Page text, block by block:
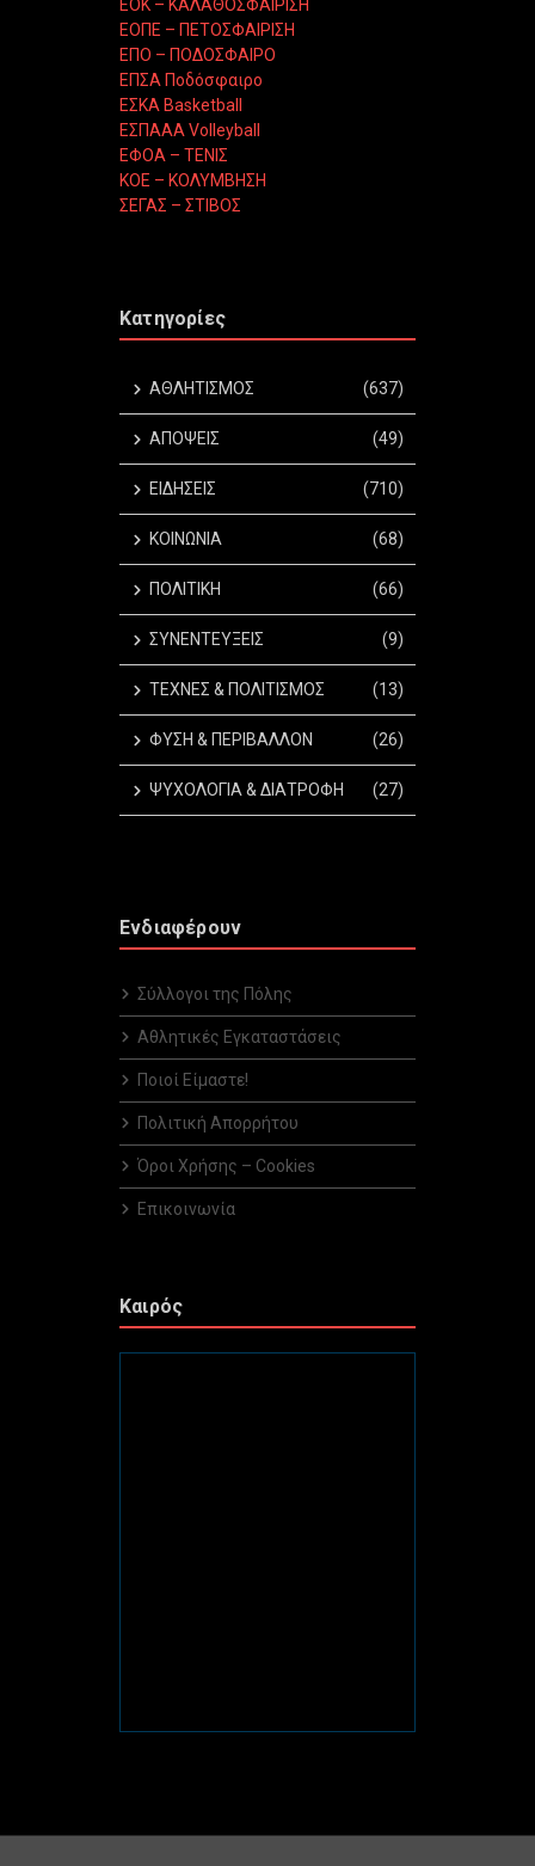
ΕΟΚ – ΚΑΛΑΘΟΣΦΑΙΡΙΣΗ
ΕΟΠΕ – ΠΕΤΟΣΦΑΙΡΙΣΗ
ΕΠΟ – ΠΟΔΟΣΦΑΙΡΟ
ΕΠΣΑ Ποδόσφαιρο
ΕΣΚΑ Basketball
ΕΣΠΑΑΑ Volleyball
ΕΦΟΑ – ΤΕΝΙΣ
ΚΟΕ – ΚΟΛΥΜΒΗΣΗ
ΣΕΓΑΣ – ΣΤΙΒΟΣ
Κατηγορίες
ΑΘΛΗΤΙΣΜΟΣ (637)
ΑΠΟΨΕΙΣ (49)
ΕΙΔΗΣΕΙΣ (710)
ΚΟΙΝΩΝΙΑ (68)
ΠΟΛΙΤΙΚΗ (66)
ΣΥΝΕΝΤΕΥΞΕΙΣ (9)
ΤΕΧΝΕΣ & ΠΟΛΙΤΙΣΜΟΣ (13)
ΦΥΣΗ & ΠΕΡΙΒΑΛΛΟΝ (26)
ΨΥΧΟΛΟΓΙΑ & ΔΙΑΤΡΟΦΗ (27)
Ενδιαφέρουν
Σύλλογοι της Πόλης
Αθλητικές Εγκαταστάσεις
Ποιοί Είμαστε!
Πολιτική Απορρήτου
Όροι Χρήσης – Cookies
Επικοινωνία
Καιρός